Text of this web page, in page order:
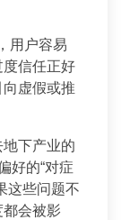
用户容易
信任正好
虚假或推
下产业的
好的“对症
这些问题不
会被影